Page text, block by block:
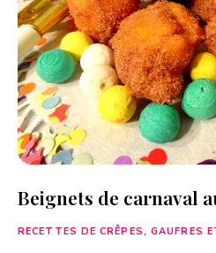
Beignets de carnaval
RECETTES DE CRÊPES, GAUFRES